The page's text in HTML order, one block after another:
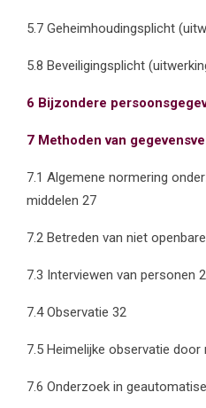
5.7 Geheimhoudingsplicht
5.8 Beveiligingsplicht
6 Bijzondere
7 Methoden van
7.1 Algemene normering
middelen 27
7.2 Betreden van niet
7.3 Interviewen van personen
7.4 Observatie 32
7.5 Heimelijke observatie door
7.6 Onderzoek in